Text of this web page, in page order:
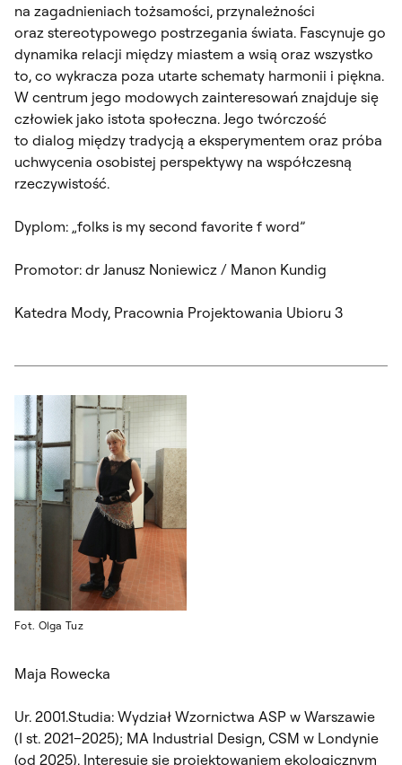
na zagadnieniach tożsamości, przynależności
oraz stereotypowego postrzegania świata. Fascynuje go
dynamika relacji między miastem a wsią oraz wszystko
to, co wykracza poza utarte schematy harmonii i piękna.
W centrum jego modowych zainteresowań znajduje się
człowiek jako istota społeczna. Jego twórczość
to dialog między tradycją a eksperymentem oraz próba
uchwycenia osobistej perspektywy na współczesną
rzeczywistość.
Dyplom: „folks is my second favorite f word”
Promotor: dr Janusz Noniewicz / Manon Kundig
Katedra Mody, Pracownia Projektowania Ubioru 3
Fot. Olga Tuz
Maja Rowecka
Ur. 2001.Studia: Wydział Wzornictwa ASP w Warszawie
(I st. 2021–2025); MA Industrial Design, CSM w Londynie
(od 2025). Interesuje się projektowaniem ekologicznym